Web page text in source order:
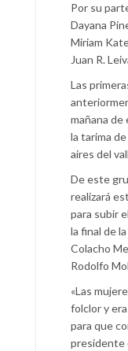
Por su
Dayana
Miriam
Juan R.
Las
mañana
la tarima
aires del
De este
realizará
para subir
la final de
Colacho
Rodolfo
«Las
folclor y
para que
presidente